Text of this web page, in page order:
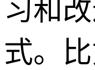
习和
式。